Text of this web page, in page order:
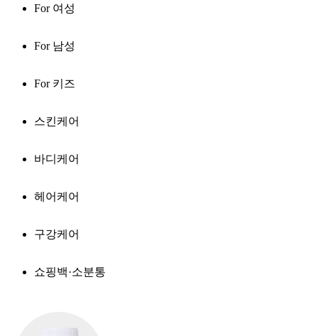
For 여성
For 남성
For 키즈
스킨케어
바디케어
헤어케어
구강케어
쇼핑백·소분통